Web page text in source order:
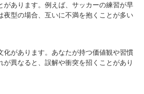
があります。例えば、サッカーの練習が早
夜型の場合、互いに不満を抱くことが多い
化があります。あなたが持つ価値観や習慣
が異なると、誤解や衝突を招くことがあり